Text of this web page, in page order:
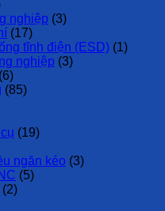
nghiệp (3)
(17)
tĩnh điện (ESD) (1)
nghiệp (3)
(6)
(85)
(19)
ngăn kéo (3)
(5)
(2)